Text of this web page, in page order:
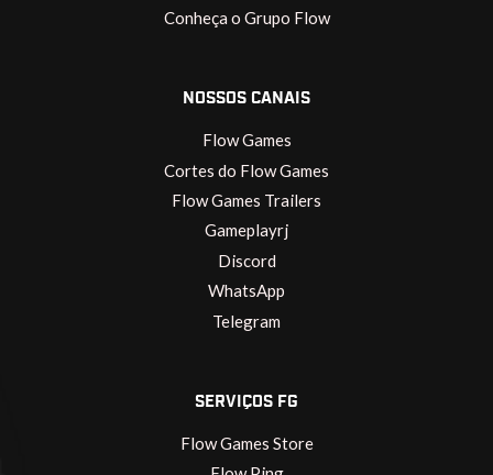
Conheça o Grupo Flow
NOSSOS CANAIS
Flow Games
Cortes do Flow Games
Flow Games Trailers
Gameplayrj
Discord
WhatsApp
Telegram
SERVIÇOS FG
Flow Games Store